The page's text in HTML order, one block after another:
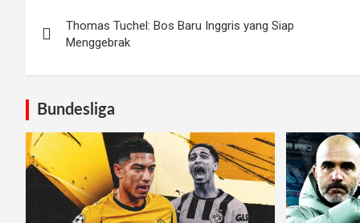
navigation
Thomas Tuchel: Bos Baru Inggris yang Siap
Menggebrak
Bundesliga